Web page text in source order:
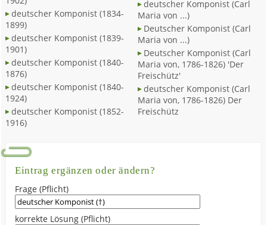
deutscher Komponist (1834-
1899)
deutscher Komponist (1839-
1901)
deutscher Komponist (1840-
1876)
deutscher Komponist (1840-
1924)
deutscher Komponist (1852-
1916)
deutscher Komponist (Carl
Maria von ...)
Deutscher Komponist (Carl
Maria von ...)
Deutscher Komponist (Carl
Maria von, 1786-1826) 'Der
Freischütz'
deutscher Komponist (Carl
Maria von, 1786-1826) Der
Freischütz
Eintrag ergänzen oder ändern?
Frage (Pflicht)
korrekte Lösung (Pflicht)